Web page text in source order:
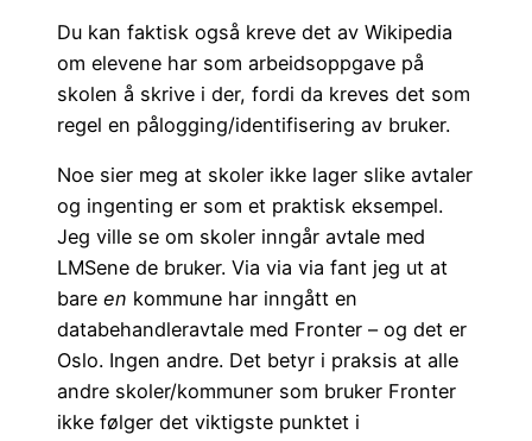
Du kan faktisk også kreve det av Wikipedia
om elevene har som arbeidsoppgave på
skolen å skrive i der, fordi da kreves det som
regel en pålogging/identifisering av bruker.
Noe sier meg at skoler ikke lager slike avtaler
og ingenting er som et praktisk eksempel.
Jeg ville se om skoler inngår avtale med
LMSene de bruker. Via via via fant jeg ut at
bare en kommune har inngått en
databehandleravtale med Fronter – og det er
Oslo. Ingen andre. Det betyr i praksis at alle
andre skoler/kommuner som bruker Fronter
ikke følger det viktigste punktet i